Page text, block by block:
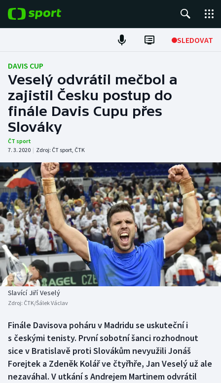
SLEDOVAT
Fotbal
Hokej
Tenis
Atletika
DALŠÍ SPORTY
Americký fotbal
Baseball a softbal
Basketbal
Biatlon
Boby a skeleton
Box
Curling
Dostihy
NEPŘEHLÉDNĚTE
Soutěže
Historické návraty
Aplikace ČT sport
AZ kvíz
DAVIS CUP
Veselý odvrátil mečbol a
zajistil Česku postup do
finále Davis Cupu přes
Slováky
ČT sport
7. 3. 2020 | Zdroj: ČT sport, ČTK
Slavící Jiří Veselý
Zdroj: ČTK/Šálek Václav
Finále Davisova poháru v Madridu se uskuteční i
s českými tenisty. První sobotní šanci rozhodnout
sice v Bratislavě proti Slovákům nevyužili Jonáš
Forejtek a Zdeněk Kolář ve čtyřhře, Jan Veselý už ale
nezaváhal. V utkání s Andrejem Martinem odvrátil